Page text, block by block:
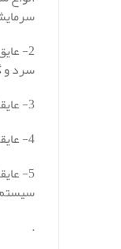
2-
سرد و
3- عایقکاری سیستم های تبرید
4- عایقکاری خطوط لوله سرد و گرم
5-
.